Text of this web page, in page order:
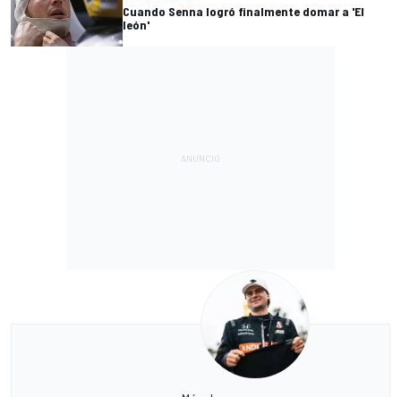
Cuando Senna logró finalmente domar a 'El
león'